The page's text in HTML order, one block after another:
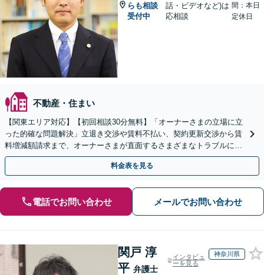
らも相談
受付中
話・ビデオなど)は
応相談
間：本日
定休日
不動産・住まい
【関東エリア対応】【初回相談30分無料】「オーナーさまの立場に立
った的確な問題解決」立退き交渉や賃料不払い、契約更新交渉から賃
料増減額請求まで、オーナーさまが直面するさまざまなトラブルに対
応「不動産鑑定士・司法書士と連携」【休日相談可】
料金表を見る
電話でお問い合わせ メールでお問い合わせ
関戸 淳
平 弁護士
インタビュ
ーを見る
神奈川県